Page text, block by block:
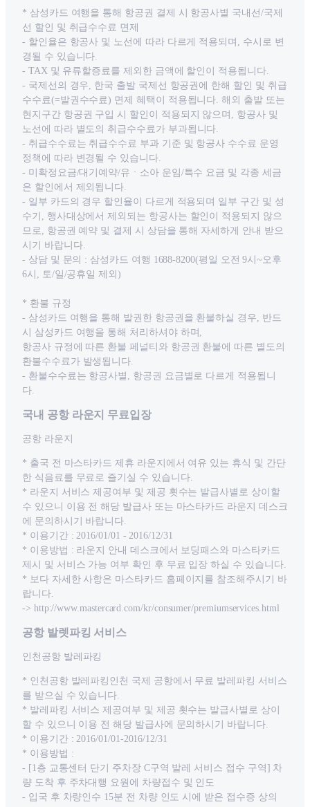
* 삼성카드 여행을 통해 항공권 결제 시 항공사별 국내선/국제
선 할인 및 취급수수료 면제
- 할인율은 항공사 및 노선에 따라 다르게 적용되며, 수시로 변
경될 수 있습니다.
- TAX 및 유류할증료를 제외한 금액에 할인이 적용됩니다.
- 국제선의 경우, 한국 출발 국제선 항공권에 한해 할인 및 취급
수수료(=발권수수료) 면제 혜택이 적용됩니다. 해외 출발 또는
현지구간 항공권 구입 시 할인이 적용되지 않으며, 항공사 및
노선에 따라 별도의 취급수수료가 부과됩니다.
- 취급수수료는 취급수수료 부과 기준 및 항공사 수수료 운영
정책에 따라 변경될 수 있습니다.
- 미확정요금/대기예약/유ㆍ소아 운임/특수 요금 및 각종 세금
은 할인에서 제외됩니다.
- 일부 카드의 경우 할인율이 다르게 적용되며 일부 구간 및 성
수기, 행사대상에서 제외되는 항공사는 할인이 적용되지 않으
므로, 항공권 예약 및 결제 시 상담을 통해 자세하게 안내 받으
시기 바랍니다.
- 상담 및 문의 : 삼성카드 여행 1688-8200(평일 오전 9시~오후
6시, 토/일/공휴일 제외)
* 환불 규정
- 삼성카드 여행을 통해 발권한 항공권을 환불하실 경우, 반드
시 삼성카드 여행을 통해 처리하셔야 하며,
항공사 규정에 따른 환불 페널티와 항공권 환불에 따른 별도의
환불수수료가 발생됩니다.
- 환불수수료는 항공사별, 항공권 요금별로 다르게 적용됩니
다.
국내 공항 라운지 무료입장
공항 라운지
* 출국 전 마스타카드 제휴 라운지에서 여유 있는 휴식 및 간단
한 식음료를 무료로 즐기실 수 있습니다.
* 라운지 서비스 제공여부 및 제공 횟수는 발급사별로 상이할
수 있으니 이용 전 해당 발급사 또는 마스타카드 라운지 데스크
에 문의하시기 바랍니다.
* 이용기간 : 2016/01/01 - 2016/12/31
* 이용방법 : 라운지 안내 데스크에서 보딩패스와 마스타카드
제시 및 서비스 가능 여부 확인 후 무료 입장 하실 수 있습니다.
* 보다 자세한 사항은 마스타카드 홈페이지를 참조해주시기 바
랍니다.
-> http://www.mastercard.com/kr/consumer/premiumservices.html
공항 발렛파킹 서비스
인천공항 발레파킹
* 인천공항 발레파킹인천 국제 공항에서 무료 발레파킹 서비스
를 받으실 수 있습니다.
* 발레파킹 서비스 제공여부 및 제공 횟수는 발급사별로 상이
할 수 있으니 이용 전 해당 발급사에 문의하시기 바랍니다.
* 이용기간 : 2016/01/01-2016/12/31
* 이용방법 :
- [1층 교통센터 단기 주차장 C구역 발레 서비스 접수 구역] 차
량 도착 후 주차대행 요원에 차량접수 및 인도
- 입국 후 차량인수 15분 전 차량 인도 시에 받은 접수증 상의